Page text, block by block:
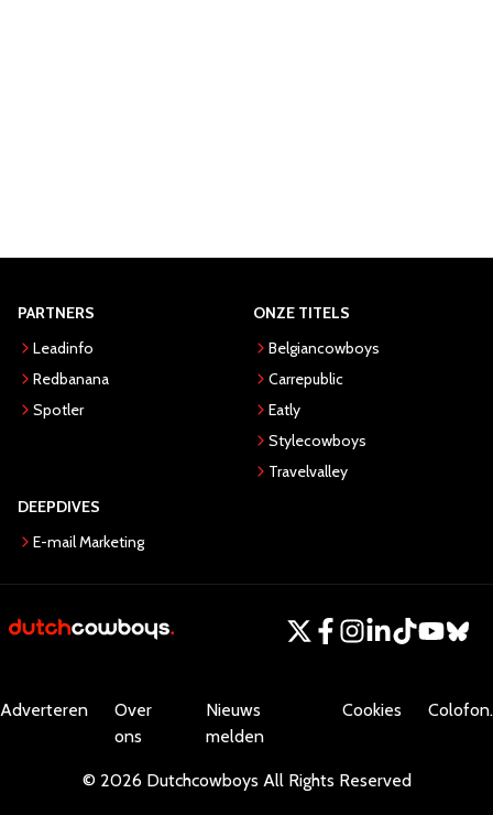
PARTNERS
Leadinfo
Redbanana
Spotler
ONZE TITELS
Belgiancowboys
Carrepublic
Eatly
Stylecowboys
Travelvalley
DEEPDIVES
E-mail Marketing
Adverteren
Over
ons
Nieuws
melden
Cookies Colofon.
© 2026 Dutchcowboys All Rights Reserved